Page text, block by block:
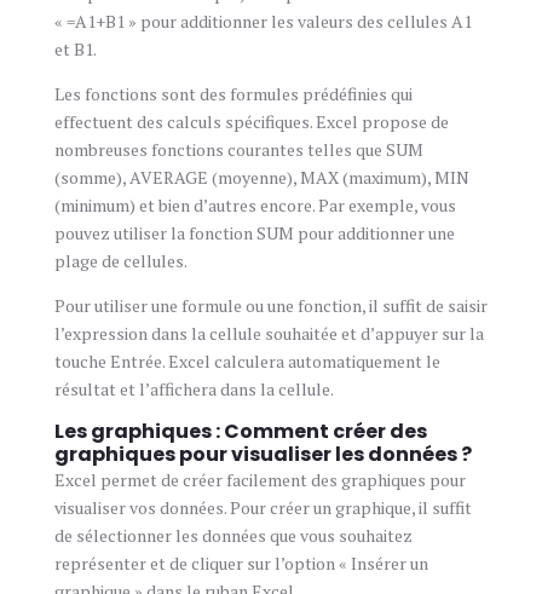
« =A1+B1 » pour additionner les valeurs des cellules A1
et B1.
Les fonctions sont des formules prédéfinies qui
effectuent des calculs spécifiques. Excel propose de
nombreuses fonctions courantes telles que SUM
(somme), AVERAGE (moyenne), MAX (maximum), MIN
(minimum) et bien d’autres encore. Par exemple, vous
pouvez utiliser la fonction SUM pour additionner une
plage de cellules.
Pour utiliser une formule ou une fonction, il suffit de saisir
l’expression dans la cellule souhaitée et d’appuyer sur la
touche Entrée. Excel calculera automatiquement le
résultat et l’affichera dans la cellule.
Les graphiques : Comment créer des
graphiques pour visualiser les données ?
Excel permet de créer facilement des graphiques pour
visualiser vos données. Pour créer un graphique, il suffit
de sélectionner les données que vous souhaitez
représenter et de cliquer sur l’option « Insérer un